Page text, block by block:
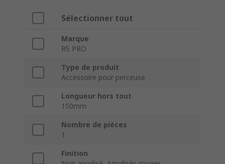
Sélectionner tout
Marque
RS PRO
Type de produit
Accessoire pour perceuse
Longueur hors tout
150mm
Nombre de pièces
1
Finition